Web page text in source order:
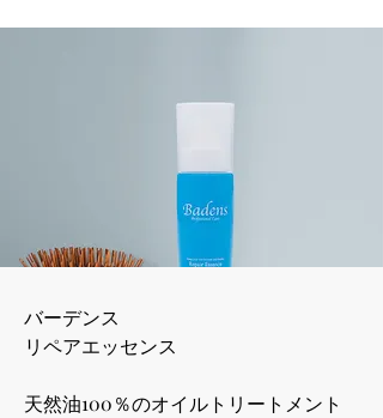
バーデンス
​リペアエッセンス
天然油100％のオイルトリートメント